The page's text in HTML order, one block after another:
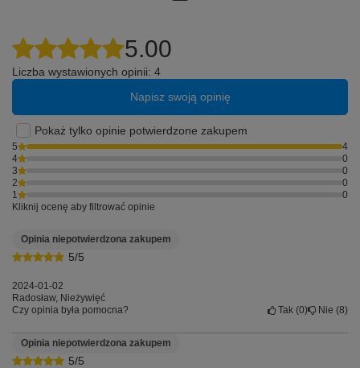
5.00
Liczba wystawionych opinii: 4
Napisz swoją opinię
Pokaż tylko opinie potwierdzone zakupem
5
4
4
0
3
0
2
0
1
0
Kliknij ocenę aby filtrować opinie
5/5
Opinia niepotwierdzona zakupem
2024-01-02
Radosław, Nieżywięć
Czy opinia była pomocna?
Tak 0 Nie 8
5/5
Opinia niepotwierdzona zakupem